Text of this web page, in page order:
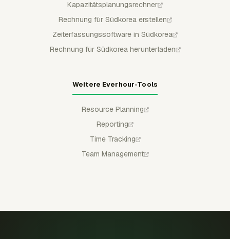
Kapazitätsplanungsrechner
Rechnung für Südkorea erstellen
Zeiterfassungssoftware in Südkorea
Rechnung für Südkorea herunterladen
Weitere Everhour-Tools
Resource Planning
Reporting
Time Tracking
Team Management